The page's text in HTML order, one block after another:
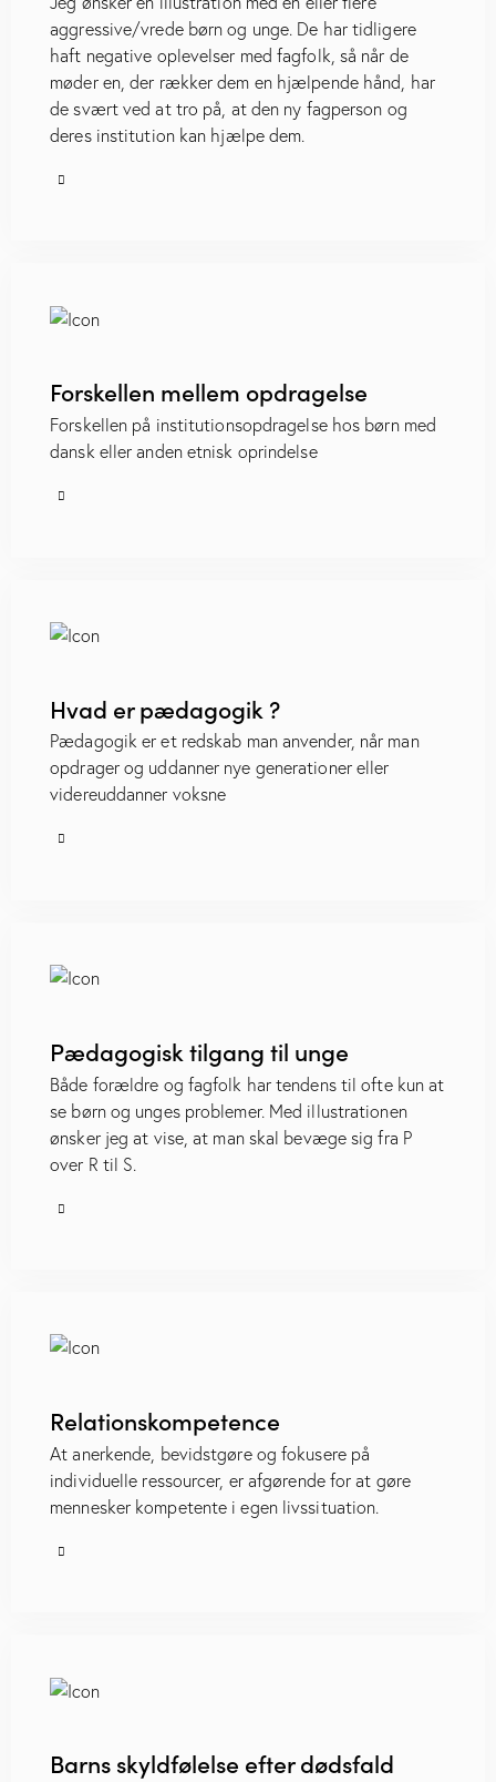
aggressive/vrede børn og unge. De har tidligere
haft negative oplevelser med fagfolk, så når de
møder en, der rækker dem en hjælpende hånd, har
de svært ved at tro på, at den ny fagperson og
deres institution kan hjælpe dem.
Forskellen mellem opdragelse
Forskellen på institutionsopdragelse hos børn med
dansk eller anden etnisk oprindelse
Hvad er pædagogik ?
Pædagogik er et redskab man anvender, når man
opdrager og uddanner nye generationer eller
videreuddanner voksne
Pædagogisk tilgang til unge
Både forældre og fagfolk har tendens til ofte kun at
se børn og unges problemer. Med illustrationen
ønsker jeg at vise, at man skal bevæge sig fra P
over R til S.
Relationskompetence
At anerkende, bevidstgøre og fokusere på
individuelle ressourcer, er afgørende for at gøre
mennesker kompetente i egen livssituation.
Barns skyldfølelse efter dødsfald